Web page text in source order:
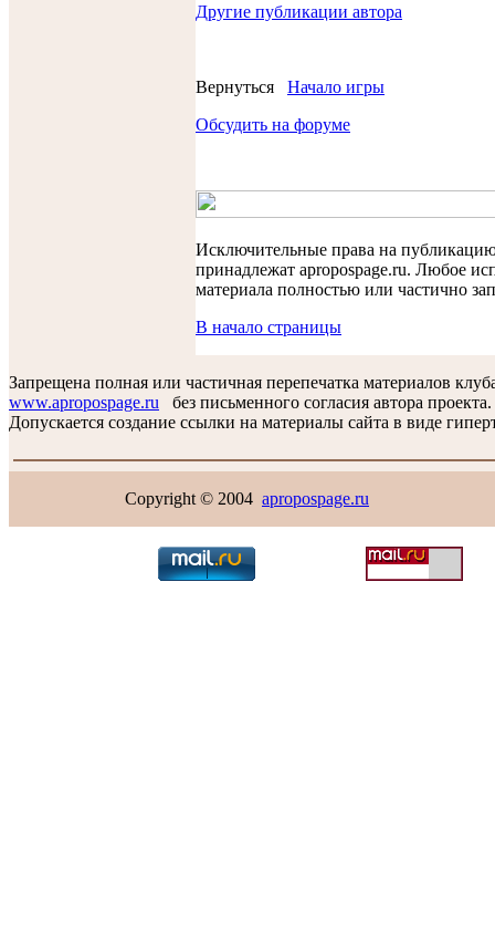
Другие публикации автора
Вернуться Начало игры
Обсудить на форуме
Исключительные права на
принадлежат apropospage.ru. Любое
материала полностью или частично
В начало страницы
Запрещена полная или частичная перепечатка материалов
www.apropospage.ru без письменного согласия автора проекта.
Допускается создание ссылки на материалы сайта в виде
Copyright © 2004 apropospage.ru